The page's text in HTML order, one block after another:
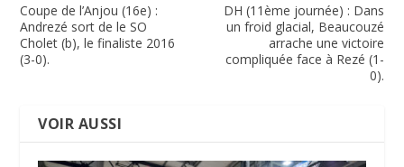
Coupe de l’Anjou (16e) :
Andrezé sort de le SO
Cholet (b), le finaliste 2016
(3-0).
DH (11ème journée) : Dans
un froid glacial, Beaucouzé
arrache une victoire
compliquée face à Rezé (1-
0).
VOIR AUSSI